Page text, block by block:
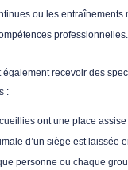
ou les entraînements
professionnelles.
également recevoir des
:
ont une place assise
d’un siège est laissée
personne ou chaque